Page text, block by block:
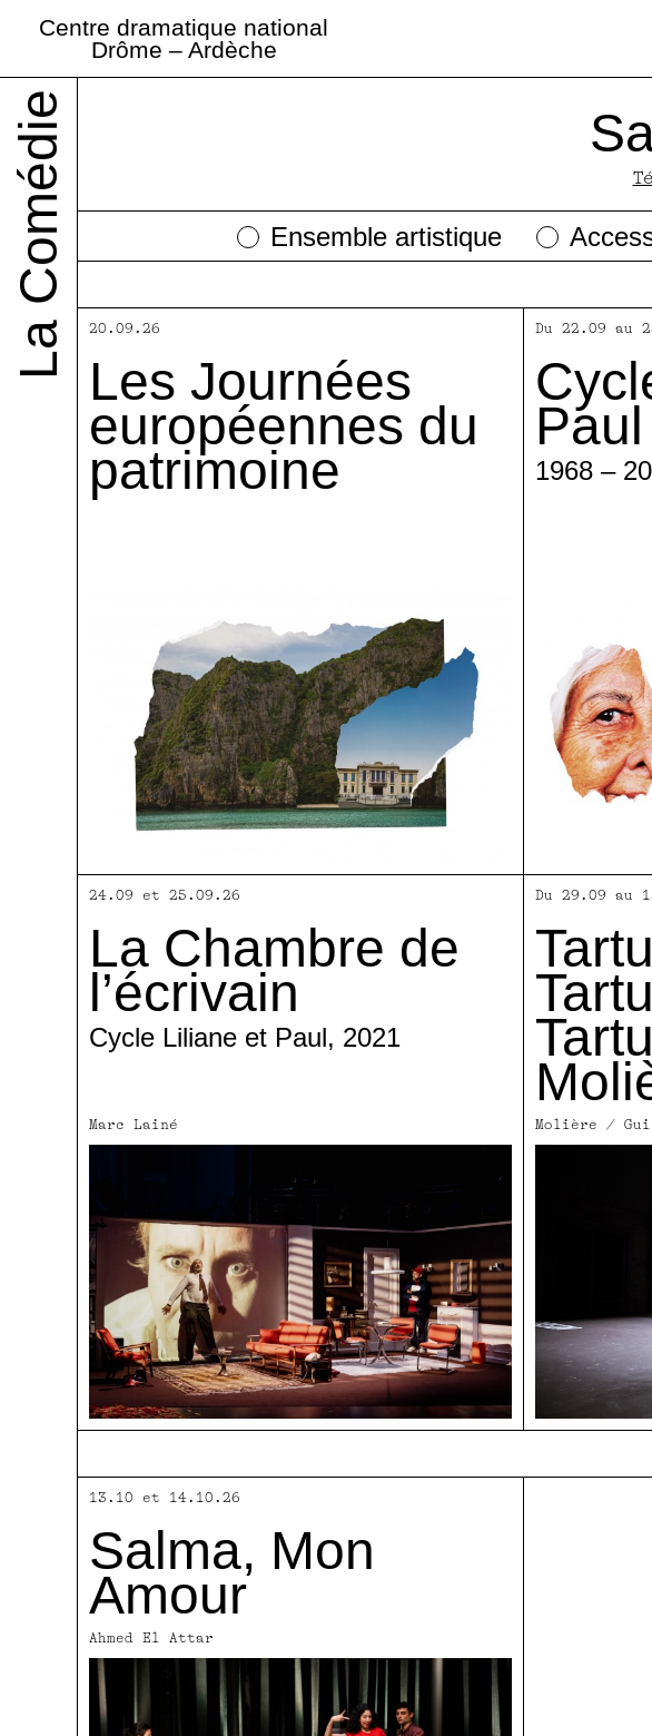
Centre dramatique national
Drôme – Ardèche
La Comédie Made in La Comédie
O.V.N.I.
La Comédie
itinérante
Pôle
Des rendez-vous publics gratuits Devenez
Accueil et réservations Abonnements et
Ensemble artistique
20.09.26
Les Journées
européennes du
patrimoine
Du 22.09 au
Paul
1968 –
24.09 et 25.09.26
La Chambre de
l’écrivain
Cycle Liliane et Paul, 2021
Marc Lainé
Du 29.09 au
Molière /
13.10 et 14.10.26
Salma, Mon
Amour
Ahmed El Attar
La Comédie